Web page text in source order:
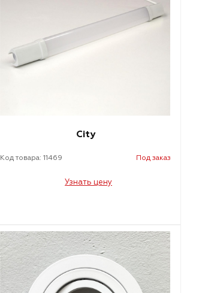
City
Код товара: 11469 Под заказ
Узнать цену